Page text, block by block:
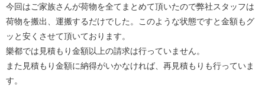
今回はご家族さんが荷物を全てまとめて頂いたので弊社スタッフは
荷物を搬出、運搬するだけでした。
このような状態ですと金額もグ
ッと安くさせて頂いております。
樂都では見積もり金額以上の請求は行っていません。
また見積もり金額に納得がいかなければ、 再見積もりも行っていま
す。